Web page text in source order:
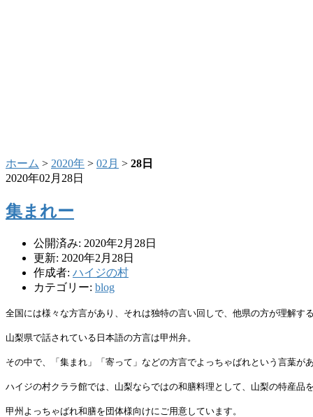
ホーム > 2020年 > 02月 > 28日
2020年02月28日
集まれー
公開済み: 2020年2月28日
更新: 2020年2月28日
作成者: ハイジの村
カテゴリー: blog
全国には様々な方言があり、それは独特の言い回しで、他県の方が理解す
山梨県で話されている日本語の方言は甲州弁。
その中で、「集まれ」「寄って」などの方言でよっちゃばれという言葉があ
ハイジの村クララ館では、山梨ならではの和膳料理として、山梨の特産品
甲州よっちゃばれ和膳を団体様向けにご用意しています。